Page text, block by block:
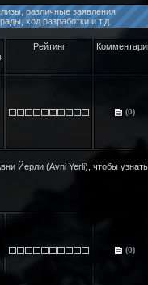
различные заявления
ход разработки и т.д.
Рейтинг
(0)
Йерли (Avni Yerli), чтобы узнать
(0)